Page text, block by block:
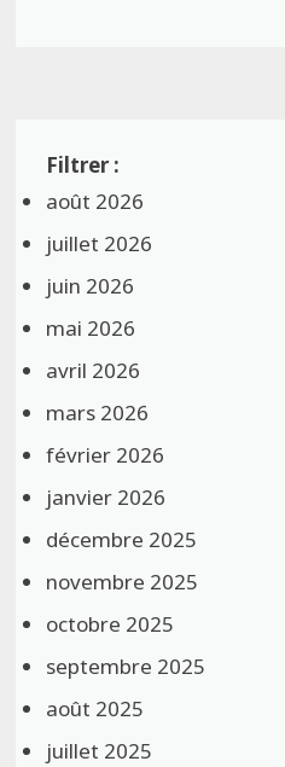
août 2026
juillet 2026
juin 2026
mai 2026
avril 2026
mars 2026
février 2026
janvier 2026
décembre 2025
novembre 2025
octobre 2025
septembre 2025
août 2025
juillet 2025